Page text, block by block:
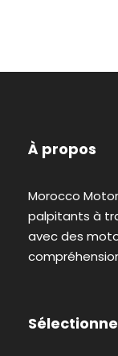
À propos
Morocco
palpitants à
avec des